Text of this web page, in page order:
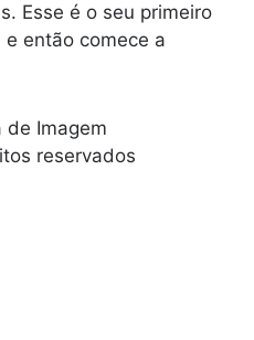
Esse é o seu primeiro
então comece a
de Imagem
reservados